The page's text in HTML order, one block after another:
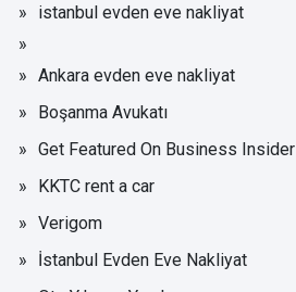
istanbul evden eve nakliyat
Ankara evden eve nakliyat
Boşanma Avukatı
Get Featured On Business Insider
KKTC rent a car
Verigom
İstanbul Evden Eve Nakliyat